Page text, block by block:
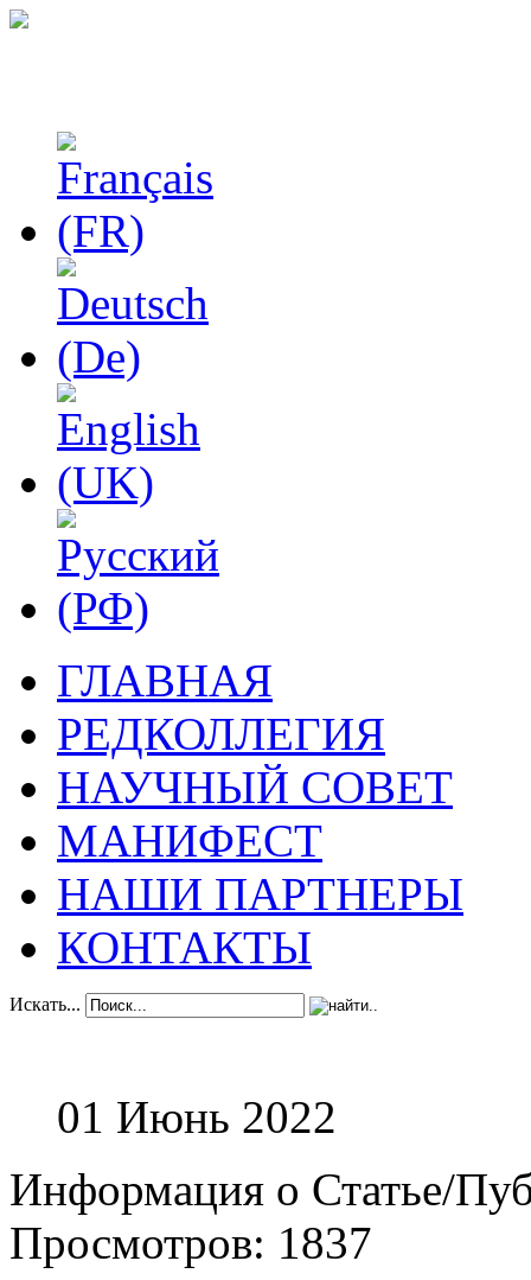
ГЛАВНАЯ
РЕДКОЛЛЕГИЯ
НАУЧНЫЙ СОВЕТ
МАНИФЕСТ
НАШИ ПАРТНЕРЫ
КОНТАКТЫ
Искать...
01 Июнь 2022
Информация о Статье/
Просмотров: 1837